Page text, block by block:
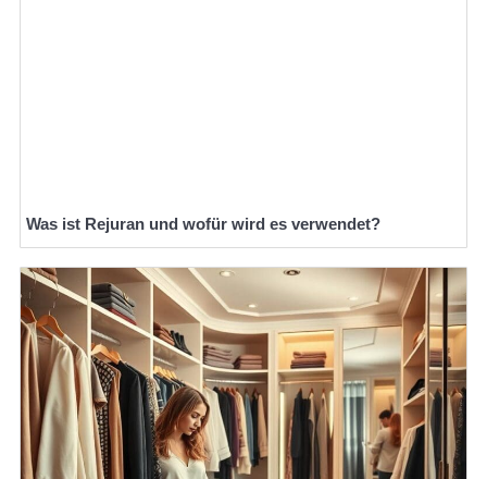
Was ist Rejuran und wofür wird es verwendet?